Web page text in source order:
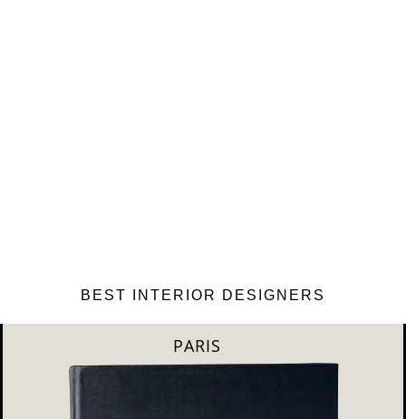
BEST INTERIOR DESIGNERS
MILAN